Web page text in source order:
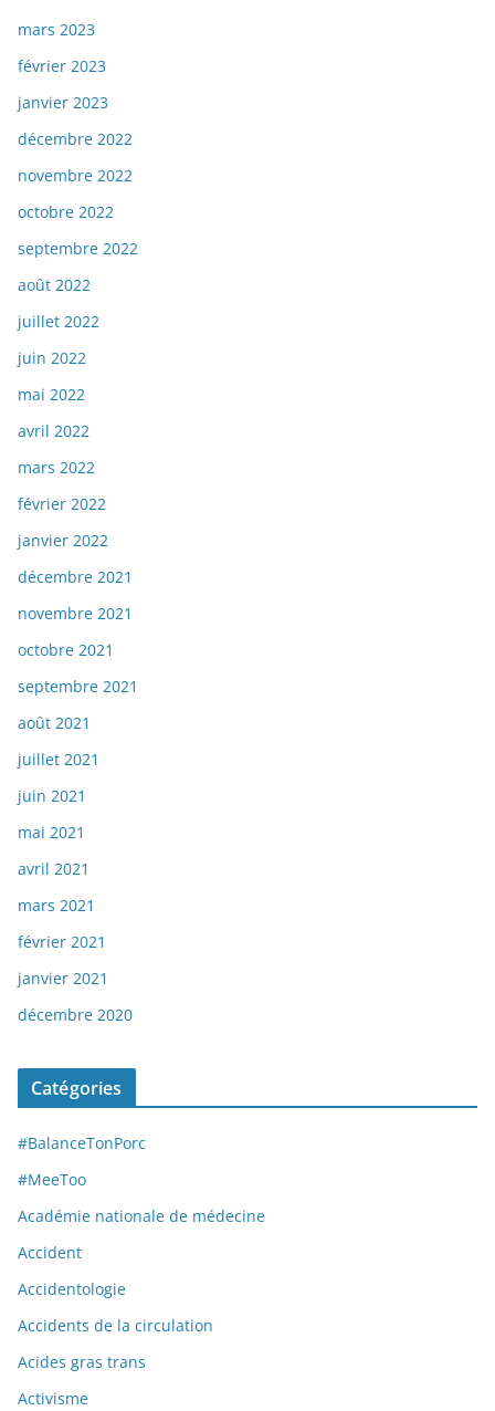
mars 2023
février 2023
janvier 2023
décembre 2022
novembre 2022
octobre 2022
septembre 2022
août 2022
juillet 2022
juin 2022
mai 2022
avril 2022
mars 2022
février 2022
janvier 2022
décembre 2021
novembre 2021
octobre 2021
septembre 2021
août 2021
juillet 2021
juin 2021
mai 2021
avril 2021
mars 2021
février 2021
janvier 2021
décembre 2020
Catégories
#BalanceTonPorc
#MeeToo
Académie nationale de médecine
Accident
Accidentologie
Accidents de la circulation
Acides gras trans
Activisme